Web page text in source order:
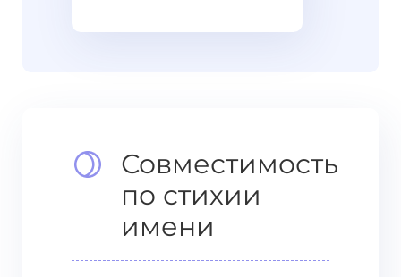
Совместимость
по стихии
имени